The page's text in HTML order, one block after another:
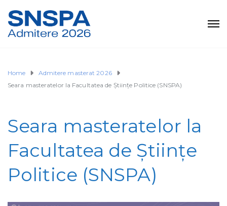
Home
Admitere masterat 2026
Seara masteratelor la Facultatea de Științe Politice (SNSPA)
Seara masteratelor la
Facultatea de Științe
Politice (SNSPA)